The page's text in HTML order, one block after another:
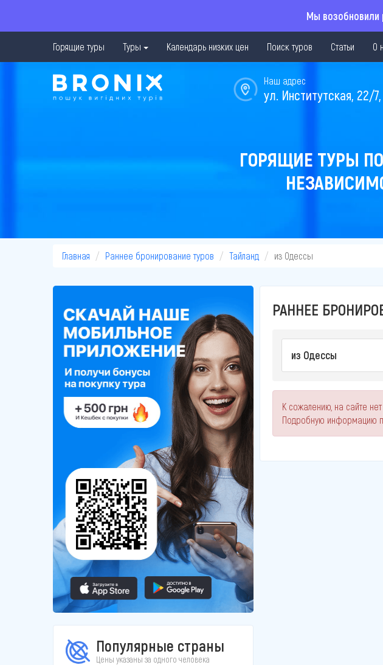
Мы возобновили
Горящие туры Туры Календарь низких цен Поиск туров Статьи О
Наш адрес
ул. Институтская, 22/
ГОРЯЩИЕ ТУРЫ
Главная Раннее бронирование туров Тайланд из Одессы
Популярные страны
Цены указаны за одного человека
РАННЕЕ
из Одессы
К сожалению, на сайте
Подробную информацию